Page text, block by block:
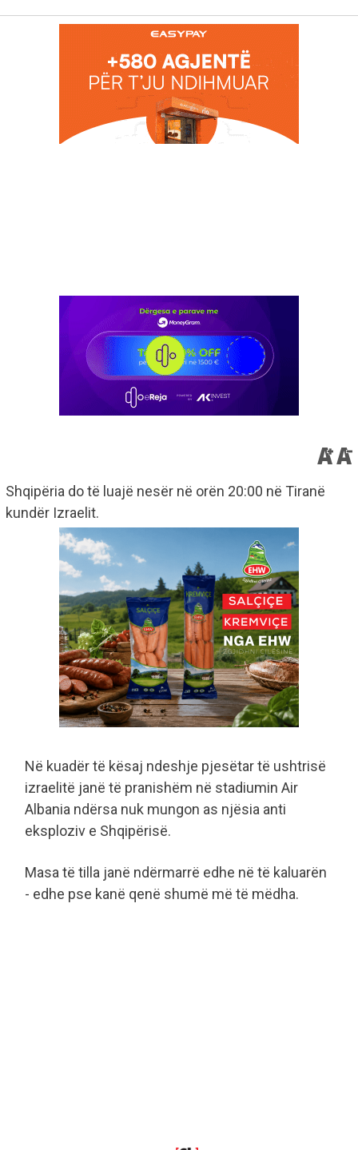
Shqipëria do të luajë nesër në orën 20:00 në Tiranë
kundër Izraelit.
Në kuadër të kësaj ndeshje pjesëtar të ushtrisë
izraelitë janë të pranishëm në stadiumin Air
Albania ndërsa nuk mungon as njësia anti
eksploziv e Shqipërisë.
Masa të tilla janë ndërmarrë edhe në të kaluarën
- edhe pse kanë qenë shumë më të mëdha.